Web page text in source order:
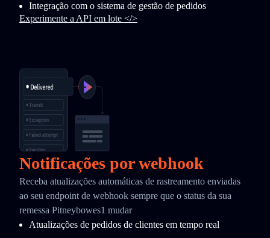
Integração com o sistema de gestão de pedidos
Experimente a API em lote </>
Notificações por webhook
Receba atualizações automáticas de rastreamento enviadas
ao seu endpoint de webhook sempre que o status da sua
remessa Pitneybowes1 mudar
Atualizações de pedidos de clientes em tempo real